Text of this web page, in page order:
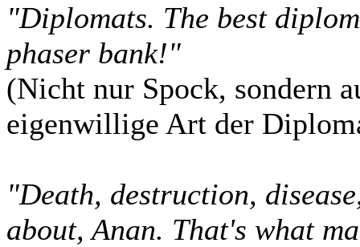
"Diplomats. The best
phaser bank!"
(Nicht nur Spock, sondern
eigenwillige Art der
"Death, destruction,
about, Anan. That's what